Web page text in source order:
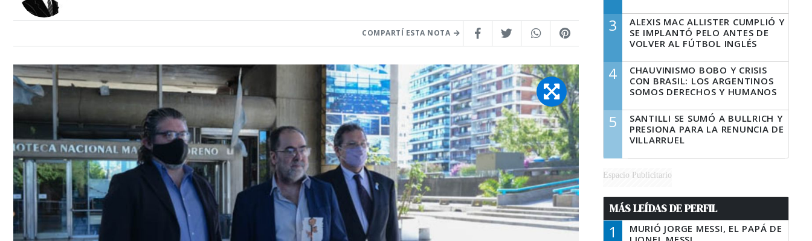
COMPARTÍ ESTA NOTA 3
ALEXIS MAC ALLISTER CUMPLIÓ Y
SE IMPLANTÓ PELO ANTES DE
VOLVER AL FÚTBOL INGLÉS
4
CHAUVINISMO BOBO Y CRISIS
CON BRASIL: LOS ARGENTINOS
SOMOS DERECHOS Y HUMANOS
5
SANTILLI SE SUMÓ A BULLRICH Y
PRESIONA PARA LA RENUNCIA DE
VILLARRUEL
Espacio Publicitario
MÁS LEÍDAS DE PERFIL
1
MURIÓ JORGE MESSI, EL PAPÁ DE